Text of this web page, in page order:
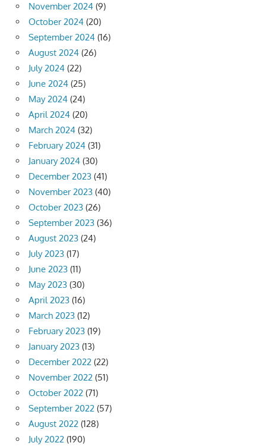
November 2024 (9)
October 2024 (20)
September 2024 (16)
August 2024 (26)
July 2024 (22)
June 2024 (25)
May 2024 (24)
April 2024 (20)
March 2024 (32)
February 2024 (31)
January 2024 (30)
December 2023 (41)
November 2023 (40)
October 2023 (26)
September 2023 (36)
August 2023 (24)
July 2023 (17)
June 2023 (11)
May 2023 (30)
April 2023 (16)
March 2023 (12)
February 2023 (19)
January 2023 (13)
December 2022 (22)
November 2022 (51)
October 2022 (71)
September 2022 (57)
August 2022 (128)
July 2022 (190)